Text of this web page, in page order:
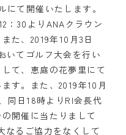
にて開催いたします。
：30よりANAクラウン
た、2019年10月3日
いてゴルフ大会を行い
て、恵庭の花夢里にて
す。また、2019年10月
同日18時よりRI会長代
開催に当たりまして
なるご協力をなくして